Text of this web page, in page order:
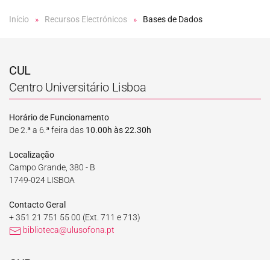
Início Recursos Electrónicos Bases de Dados
CUL
Centro Universitário Lisboa
Horário de Funcionamento
De 2.ª a 6.ª feira das 10.00h às 22.30h
Localização
Campo Grande, 380 - B
1749-024 LISBOA
Contacto Geral
+ 351 21 751 55 00 (Ext. 711 e 713)
biblioteca@ulusofona.pt